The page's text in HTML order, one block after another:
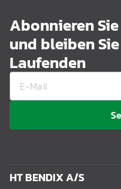
Abonnieren
und bleiben
Laufenden
HT BENDIX A/S